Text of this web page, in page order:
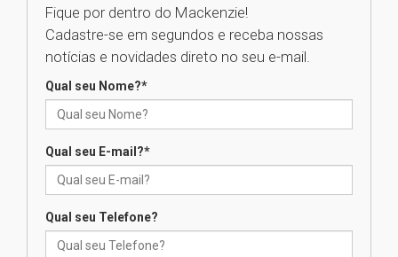
na educação dos filhos além da
escola
04.08.2026
docentes para debater
Professora do Mackenzie é
Fique por dentro do Mackenzie!
Cadastre-se em segundos e receba nossas
notícias e novidades direto no seu e-mail.
Qual seu Nome?*
Qual seu E-mail?*
Qual seu Telefone?